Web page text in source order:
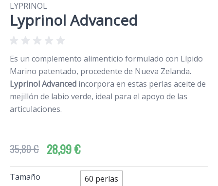
LYPRINOL
Lyprinol Advanced
Es un complemento alimenticio formulado con Lípido
Marino patentado, procedente de Nueva Zelanda.
Lyprinol Advanced incorpora en estas perlas aceite de
mejillón de labio verde, ideal para el apoyo de las
articulaciones.
35,80 € 28,99 €
Tamaño 60 perlas